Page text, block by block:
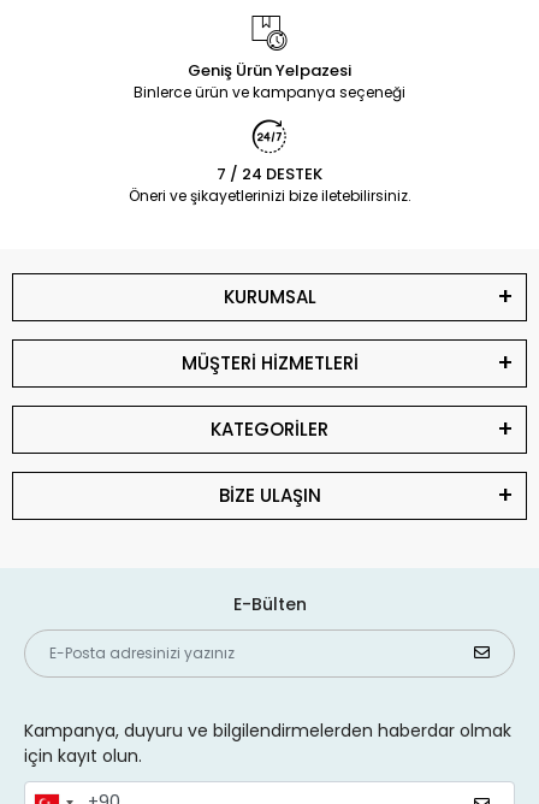
Geniş Ürün Yelpazesi
Binlerce ürün ve kampanya seçeneği
7 / 24 DESTEK
Öneri ve şikayetlerinizi bize iletebilirsiniz.
KURUMSAL
MÜŞTERİ HİZMETLERİ
KATEGORİLER
BİZE ULAŞIN
E-Bülten
Kampanya, duyuru ve bilgilendirmelerden haberdar olmak
için kayıt olun.